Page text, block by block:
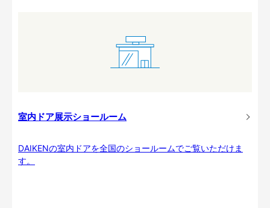
室内ドア展示ショールーム
DAIKENの室内ドアを全国のショールームでご覧いただけま
す。